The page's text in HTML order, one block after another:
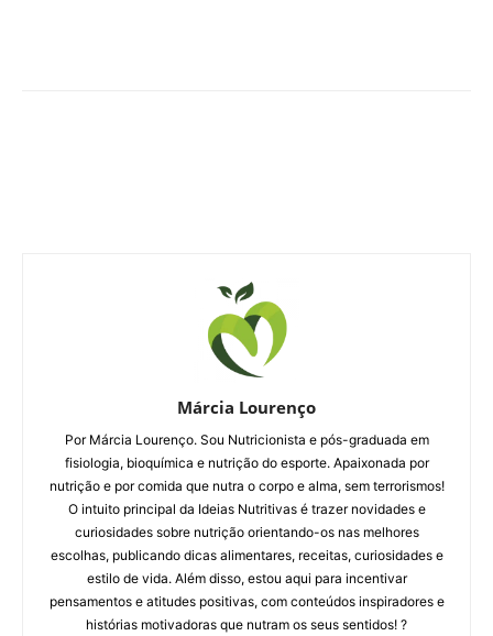
Márcia Lourenço
Por Márcia Lourenço. Sou Nutricionista e pós-graduada em
fisiologia, bioquímica e nutrição do esporte. Apaixonada por
nutrição e por comida que nutra o corpo e alma, sem terrorismos!
O intuito principal da Ideias Nutritivas é trazer novidades e
curiosidades sobre nutrição orientando-os nas melhores
escolhas, publicando dicas alimentares, receitas, curiosidades e
estilo de vida. Além disso, estou aqui para incentivar
pensamentos e atitudes positivas, com conteúdos inspiradores e
histórias motivadoras que nutram os seus sentidos! ?